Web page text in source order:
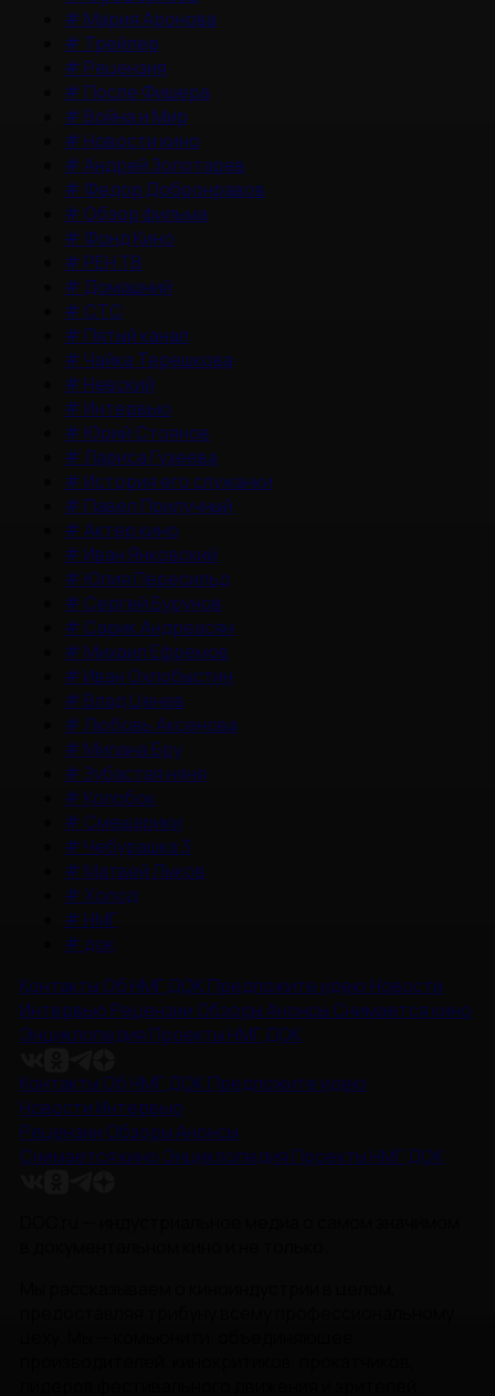
# Мария Аронова
# Трейлер
# Рецензия
# После Фишера
# Война и Мир
# Новости кино
#Андрей Золотарев
# Федор Добронравов
# Обзор фильма
# Фонд Кино
# РЕН ТВ
# Домашний
# СТС
# Пятый канал
# Чайка Терешкова
# Невский
# Интервью
# Юрий Стоянов
#Лариса Гузеева
# История его служанки
# Павел Прилучный
#Актер кино
# Иван Янковский
# Юлия Пересильд
# Сергей Бурунов
# Сарик Андреасян
# Михаил Ефремов
# Иван Охлобыстин
# Влад Ценев
#Любовь Аксенова
# Милана Бру
#Зубастая няня
# Колобок
# Смешарики
# Чебурашка 3
# Матвей Лыков
#Холод
# НМГ
# док
Контакты Об НМГ ДОКПредложите идею Новости
Интервью Рецензии ОбзорыАнонсы Снимается кино
Энциклопедия Проекты НМГ ДОК
Контакты Об НМГ ДОКПредложите идею
Новости Интервью
Рецензии ОбзорыАнонсы
Снимается кино Энциклопедия Проекты НМГ ДОК